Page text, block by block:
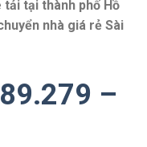
tại thành phố Hồ
nhà giá rẻ Sài
–